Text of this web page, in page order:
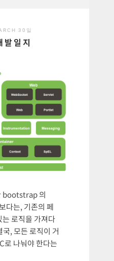
30일
일지
bootstrap 의
다는, 기존의 페
로직을 가져다
, 모든 로직이 거
로 나눠야 한다는